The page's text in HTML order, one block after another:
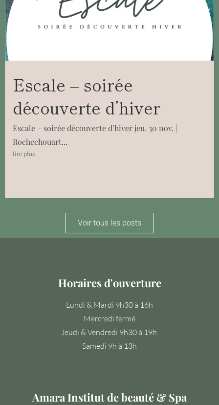
Escale – soirée
découverte d’hiver
Escale – soirée découverte d’hiver jeu. 30 nov. |
Rochechouart...
lire plus
Voir tous les posts
Horaires d'ouverture
Lundi & Mardi 9h30 à 16h
Mercredi fermé
Jeudi & Vendredi 9h30 à 19h
Samedi 9h à 13h
Amara Institut de beauté & Spa